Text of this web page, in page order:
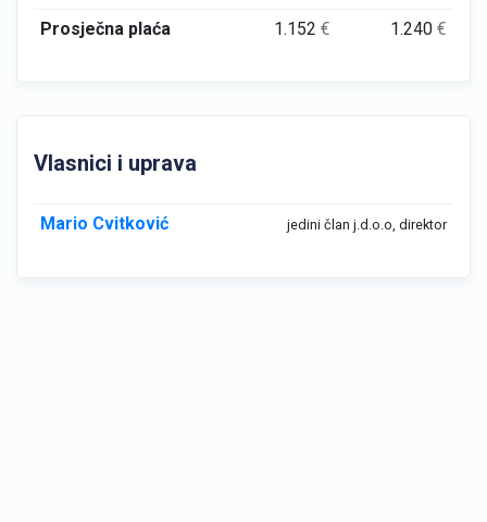
Prosječna plaća
1.152€ 1.240€
Vlasnici i uprava
Mario Cvitković jedini član j.d.o.o, direktor